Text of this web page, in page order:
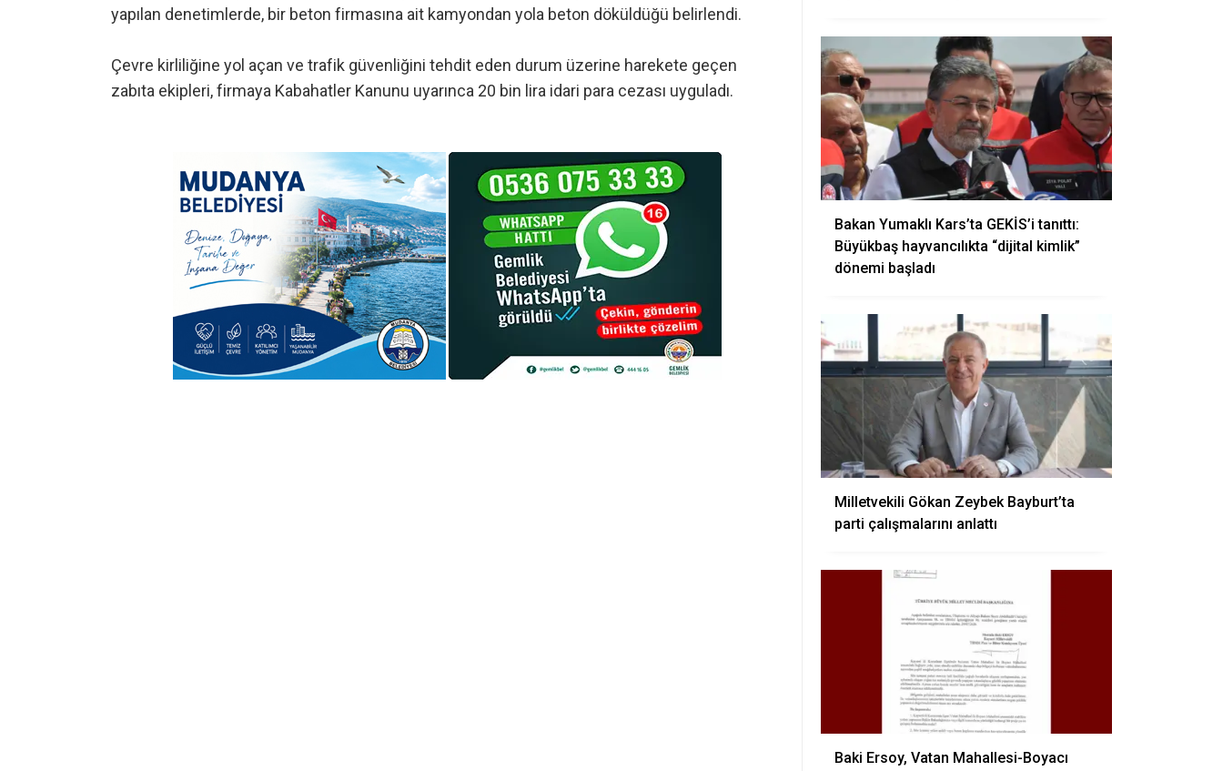
yapılan denetimlerde, bir beton firmasına ait kamyondan yola beton döküldüğü belirlendi.
Çevre kirliliğine yol açan ve trafik güvenliğini tehdit eden durum üzerine harekete geçen
zabıta ekipleri, firmaya Kabahatler Kanunu uyarınca 20 bin lira idari para cezası uyguladı.
Bakan Yumaklı Kars’ta GEKİS’i tanıttı:
Büyükbaş hayvancılıkta “dijital kimlik”
dönemi başladı
Milletvekili Gökan Zeybek Bayburt’ta
parti çalışmalarını anlattı
Baki Ersoy, Vatan Mahallesi-Boyacı